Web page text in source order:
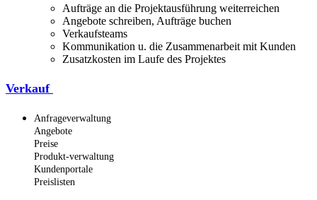
Aufträge an die Projektausführung weiterreichen
Angebote schreiben, Aufträge buchen
Verkaufsteams
Kommunikation u. die Zusammenarbeit mit Kunden
Zusatzkosten im Laufe des Projektes
Verkauf
Anfrageverwaltung
Angebote
Preise
Produkt-verwaltung
Kundenportale
Preislisten